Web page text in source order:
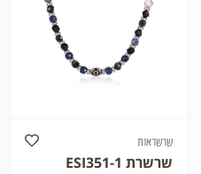
שרשראות
שרשרת ESI351-1